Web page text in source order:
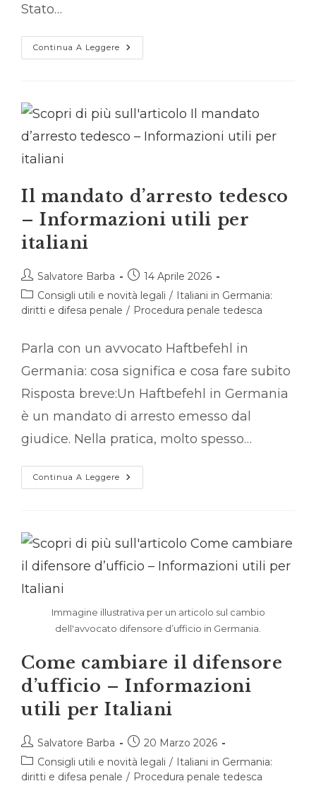
Stato…
Continua A Leggere
Mandato
Informazioni
Utili
Italiani
Il mandato d’arresto tedesco
– Informazioni utili per
italiani
Autore
dell'articolo:
Salvatore Barba
Articolo
pubblicato:
14 Aprile 2026
Categoria
dell'articolo:
Consigli utili e novità legali / Italiani in Germania:
diritti e difesa penale / Procedura penale tedesca
Parla con un avvocato Haftbefehl in
Germania: cosa significa e cosa fare subito
Risposta breve:Un Haftbefehl in Germania
è un mandato di arresto emesso dal
giudice. Nella pratica, molto spesso…
Continua A Leggere
Mandato
Utili
Per
Immagine illustrativa per un articolo sul cambio
dell'avvocato difensore d’ufficio in Germania.
Come cambiare il difensore
d’ufficio – Informazioni
utili per Italiani
Autore
dell'articolo:
Salvatore Barba
Articolo
pubblicato:
20 Marzo 2026
Categoria
dell'articolo:
Consigli utili e novità legali / Italiani in Germania:
diritti e difesa penale / Procedura penale tedesca